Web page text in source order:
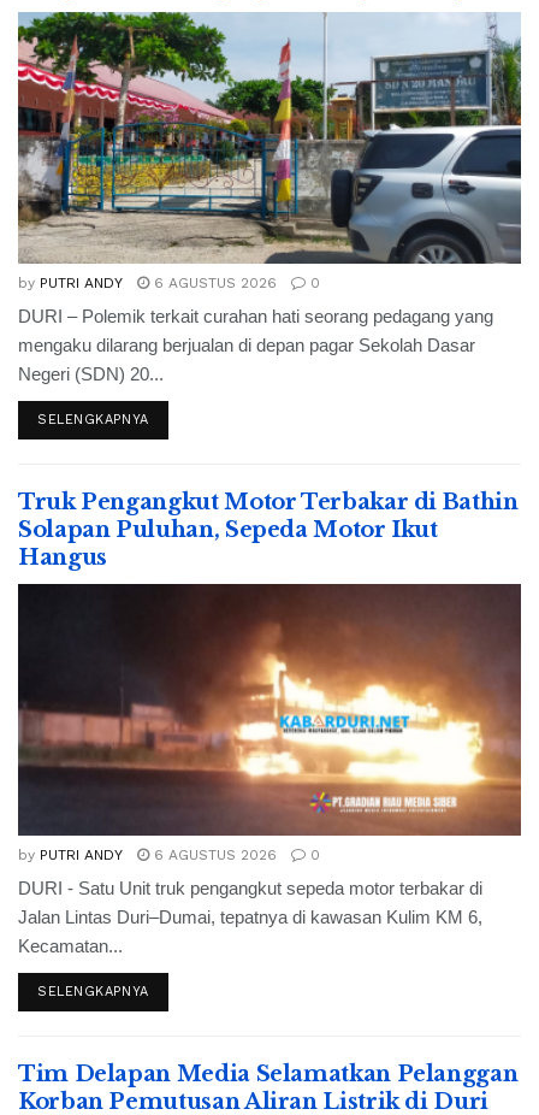
by PUTRI ANDY 6 AGUSTUS 2026 0
DURI – Polemik terkait curahan hati seorang pedagang yang
mengaku dilarang berjualan di depan pagar Sekolah Dasar
Negeri (SDN) 20...
SELENGKAPNYA
Truk Pengangkut Motor Terbakar di Bathin
Solapan Puluhan, Sepeda Motor Ikut
Hangus
by PUTRI ANDY 6 AGUSTUS 2026 0
DURI - Satu Unit truk pengangkut sepeda motor terbakar di
Jalan Lintas Duri–Dumai, tepatnya di kawasan Kulim KM 6,
Kecamatan...
SELENGKAPNYA
Tim Delapan Media Selamatkan Pelanggan
Korban Pemutusan Aliran Listrik di Duri